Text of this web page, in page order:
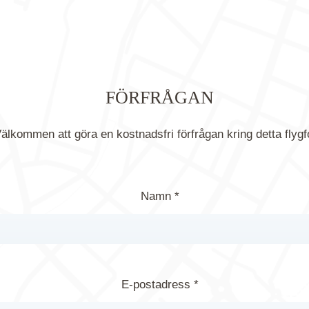
FÖRFRÅGAN
att göra en kostnadsfri förfrågan kring detta
Namn *
E-postadress *